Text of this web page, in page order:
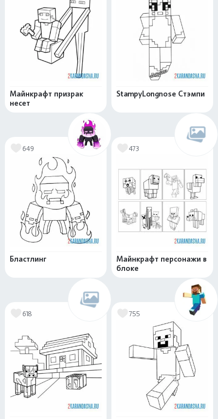
Майнкрафт призрак
несет
StampyLongnose Стэмпи
649
Бластлинг
473
Майнкрафт персонажи в
блоке
618 755